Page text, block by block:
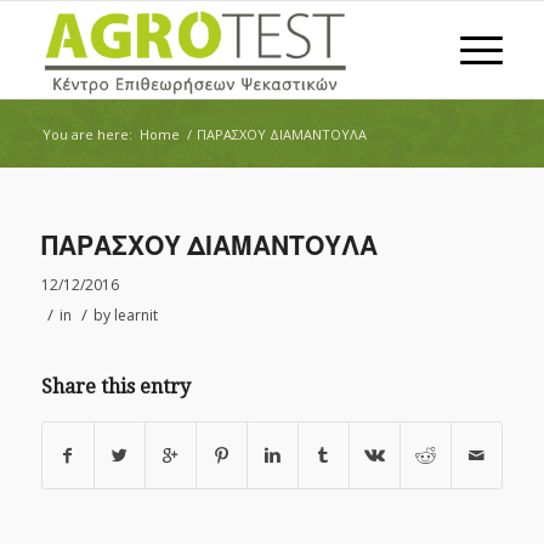
You are here: Home / ΠΑΡΑΣΧΟΥ ΔΙΑΜΑΝΤΟΥΛΑ
ΠΑΡΑΣΧΟΥ ΔΙΑΜΑΝΤΟΥΛΑ
12/12/2016
/ in / by learnit
Share this entry